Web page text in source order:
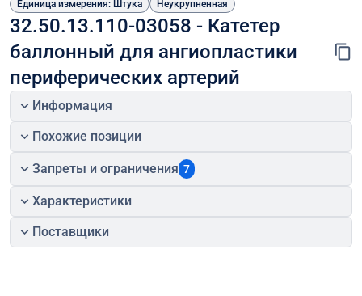
Единица измерения: Штука
Неукрупненная
32.50.13.110-03058 - Катетер
баллонный для ангиопластики
периферических артерий
Информация
Похожие позиции
Запреты и ограничения 7
Характеристики
Поставщики